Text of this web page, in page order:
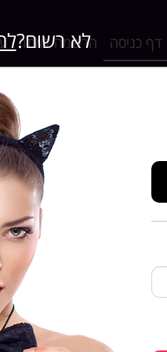
דף כניסה הרשמה לאתר
לא רשום?